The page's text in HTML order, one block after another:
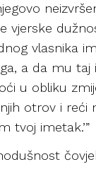
vjerske
vlasnika
a da mu taj
u obliku
otrov i reći
tvoj imetak.’”